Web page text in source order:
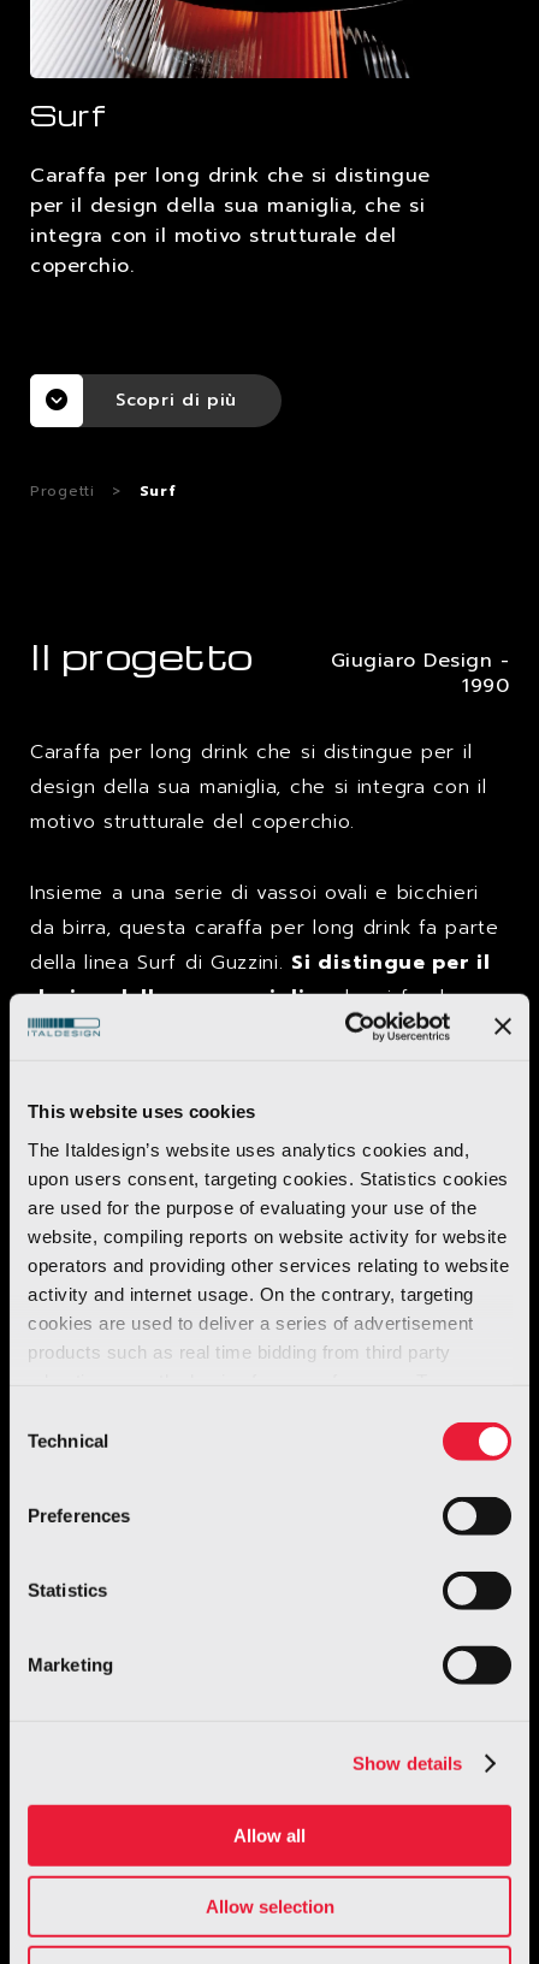
This website uses cookies
The Italdesign’s website uses analytics cookies and,
upon users consent, targeting cookies. Statistics cookies
are used for the purpose of evaluating your use of the
website, compiling reports on website activity for website
operators and providing other services relating to website
activity and internet usage. On the contrary, targeting
cookies are used to deliver a series of advertisement
products such as real time bidding from third party
Selection
Technical
Preferences
Statistics
Marketing
Show details
Allow all
Allow selection
LAVORA CON NOI
Surf
Caraffa per long drink che si distingue
per il design della sua maniglia, che si
integra con il motivo strutturale del
coperchio.
Scopri di più
Progetti > Surf
Il progetto
Giugiaro Design -
1990
Caraffa per long drink che si distingue per il
design della sua maniglia, che si integra con il
motivo strutturale del coperchio.
Insieme a una serie di vassoi ovali e bicchieri
da birra, questa caraffa per long drink fa parte
della linea Surf di Guzzini. Si distingue per il
design della sua maniglia, che si fonde con
il motivo strutturale del coperchio. Guzzini ha
design. Le attrezzature di produzione e gli
stampi sono stati scelti con la massima
attenzione per evitare il rischio di scottature e
imperfezioni.